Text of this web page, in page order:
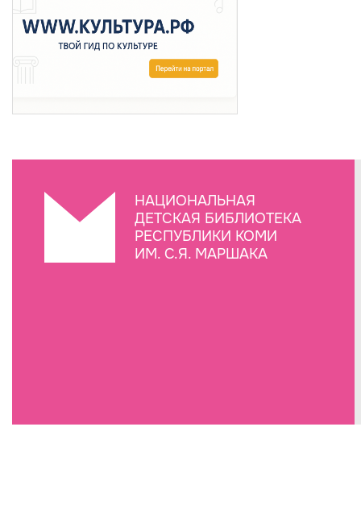
НАЦИОНАЛЬНАЯ
ДЕТСКАЯ БИБЛИОТЕКА
РЕСПУБЛИКИ КОМИ
ИМ. С.Я. МАРШАКА